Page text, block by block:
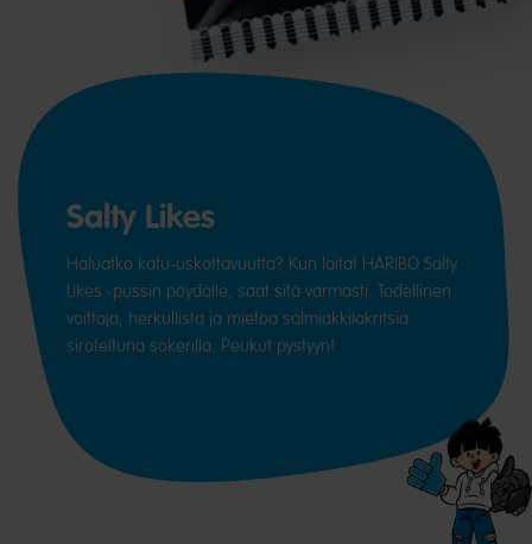
Salty Likes
Haluatko katu-uskottavuutta? Kun laitat HARIBO Salty
Likes -pussin pöydälle, saat sitä varmasti. Todellinen
voittaja, herkullista ja mietoa salmiakkilakritsia
siroteltuna sokerilla. Peukut pystyyn!